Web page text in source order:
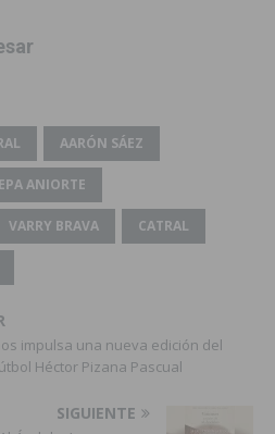
AARÓN SÁEZ
ANIORTE
VARRY BRAVA CATRAL
impulsa una nueva edición del
Héctor Pizana Pascual
SIGUIENTE